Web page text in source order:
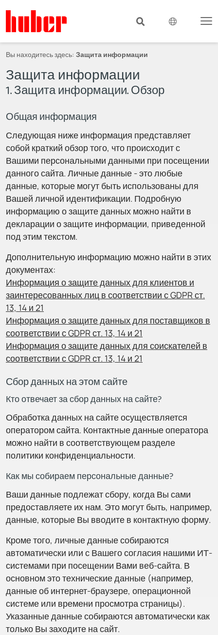
Вы находитесь здесь: Защита информации
Защита информации
1. Защита информации. Обзор
Общая информация
Следующая ниже информация представляет
собой краткий обзор того, что происходит с
Вашими персональными данными при посещении
данного сайта. Личные данные - это любые
данные, которые могут быть использованы для
Вашей личной идентификации. Подробную
информацию о защите данных можно найти в
декларации о защите информации, приведенной
под этим текстом.
Дополнительную информацию можно найти в этих
документах:
Информация о защите данных для клиентов и
заинтересованных лиц в соответствии с GDPR ст.
13, 14 и 21
Информация о защите данных для поставщиков в
соответствии с GDPR ст. 13, 14 и 21
Информация о защите данных для соискателей в
соответствии с GDPR ст. 13, 14 и 21
Сбор данных на этом сайте
Кто отвечает за сбор данных на сайте?
Обработка данных на сайте осуществляется
оператором сайта. Контактные данные оператора
можно найти в соответствующем разделе
политики конфиденциальности.
Как мы собираем персональные данные?
Ваши данные подлежат сбору, когда Вы сами
предоставляете их нам. Это могут быть, например,
данные, которые Вы вводите в контактную форму.
Кроме того, личные данные собираются
автоматически или с Вашего согласия нашими ИТ-
системами при посещении Вами веб-сайта. В
основном это технические данные (например,
данные об интернет-браузере, операционной
системе или времени просмотра страницы).
Указанные данные собираются автоматически как
только Вы заходите на сайт.